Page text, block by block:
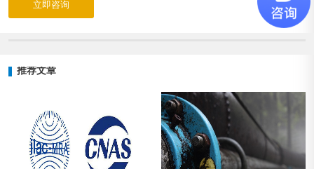
立即咨询
推荐文章